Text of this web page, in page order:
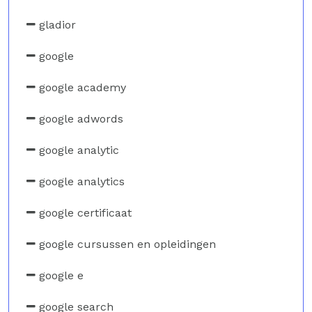
gladior
google
google academy
google adwords
google analytic
google analytics
google certificaat
google cursussen en opleidingen
google e
google search